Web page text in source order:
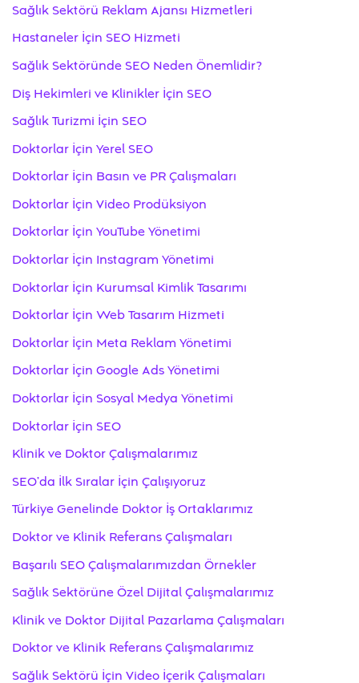
Sağlık Sektörü Reklam Ajansı Hizmetleri
Hastaneler İçin SEO Hizmeti
Sağlık Sektöründe SEO Neden Önemlidir?
Diş Hekimleri ve Klinikler İçin SEO
Sağlık Turizmi İçin SEO
Doktorlar İçin Yerel SEO
Doktorlar İçin Basın ve PR Çalışmaları
Doktorlar İçin Video Prodüksiyon
Doktorlar İçin YouTube Yönetimi
Doktorlar İçin Instagram Yönetimi
Doktorlar İçin Kurumsal Kimlik Tasarımı
Doktorlar İçin Web Tasarım Hizmeti
Doktorlar İçin Meta Reklam Yönetimi
Doktorlar İçin Google Ads Yönetimi
Doktorlar İçin Sosyal Medya Yönetimi
Doktorlar İçin SEO
Klinik ve Doktor Çalışmalarımız
SEO’da İlk Sıralar İçin Çalışıyoruz
Türkiye Genelinde Doktor İş Ortaklarımız
Doktor ve Klinik Referans Çalışmaları
Başarılı SEO Çalışmalarımızdan Örnekler
Sağlık Sektörüne Özel Dijital Çalışmalarımız
Klinik ve Doktor Dijital Pazarlama Çalışmaları
Doktor ve Klinik Referans Çalışmalarımız
Sağlık Sektörü İçin Video İçerik Çalışmaları